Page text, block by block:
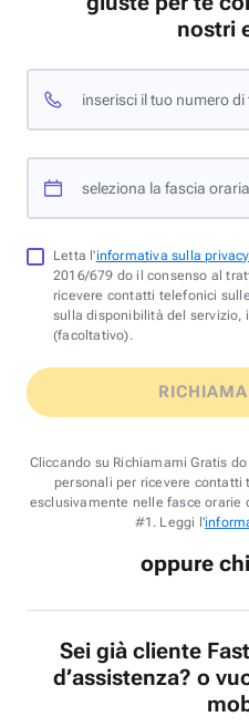
nostri
inserisci il tuo numero di
seleziona la fascia oraria
Letta l'informativa sulla privacy
2016/679 do il consenso al
ricevere contatti telefonici
sulla disponibilità del servizio,
(facoltativo).
Cliccando su Richiamami Gratis
personali per ricevere
esclusivamente nelle fasce
#1. Leggi l'
oppure
Sei già cliente
d’assistenza? o